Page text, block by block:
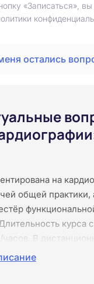
«Записаться», вы
остались
на
общей практики,
курса
часов. В
о физиологии